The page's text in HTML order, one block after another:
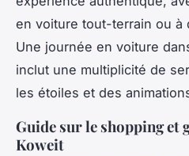
en voiture tout-terrain ou à
Une journée en voiture
inclut une multiplicité de
les étoiles et des
Guide sur le shopping et
Koweit